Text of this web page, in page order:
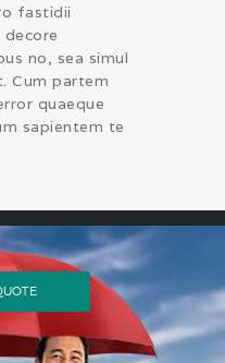
fastidii
decore
no, sea simul
Cum partem
quaeque
sapientem te